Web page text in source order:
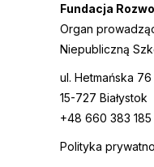
Fundacja
Organ
Niepubliczną
ul. Hetmańska 76
15-727 Białystok
+48 660 383 185
Polityka